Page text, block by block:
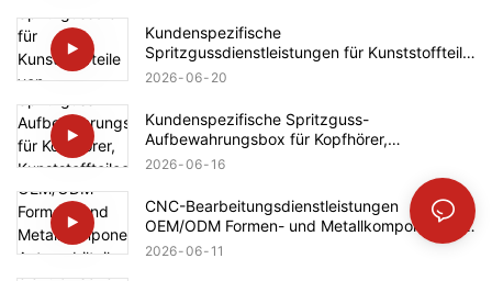
Kundenspezifische
Spritzgussdienstleistungen für Kunststoffteile
von Haushaltsgeräten (Bosch)
2026 06 20
Kundenspezifische Spritzguss-
Aufbewahrungsbox für Kopfhörer,
Kunststoffteileentwicklung, Automobilteile für
2026 06 16
CNC-Bearbeitungsdienstleistungen
OEM/ODM Formen- und Metallkomponenten
Automobilteile für Mercedes-Benz
2026 06 11